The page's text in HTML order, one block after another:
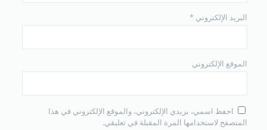
البريد الإلكتروني *
الموقع الإلكتروني
احفظ اسمي، بريدي الإلكتروني، والموقع الإلكتروني في هذا
المتصفح لاستخدامها المرة المقبلة في تعليقي.